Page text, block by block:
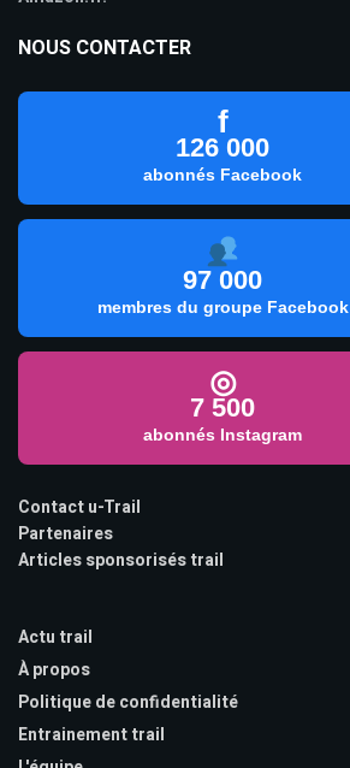
NOUS CONTACTER
f
126 000
abonnés Facebook
97 000
membres du groupe Facebook
◎
7 500
abonnés Instagram
Contact u-Trail
Partenaires
Articles sponsorisés trail
Actu trail
À propos
Politique de confidentialité
Entrainement trail